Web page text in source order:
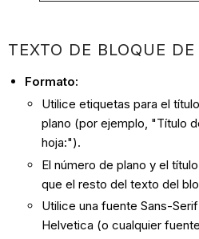
TEXTO DE BLOQUE
Formato:
Utilice etiquetas para el
plano (por ejemplo, "Título
hoja:").
El número de plano y el
que el resto del texto del
Utilice una fuente Sans-
Helvetica (o cualquier